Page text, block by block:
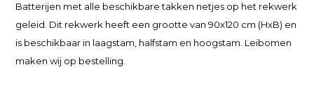
Batterijen met alle beschikbare takken netjes op het rekwerk
geleid. Dit rekwerk heeft een grootte van 90x120 cm (HxB) en
is beschikbaar in laagstam, halfstam en hoogstam. Leibomen
maken wij op bestelling.